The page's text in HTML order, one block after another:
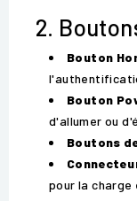
2.
Bouton
Bouton
d'allumer ou
Boutons
pour la charge